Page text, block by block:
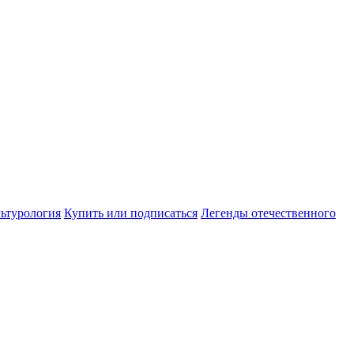
Купить или подписаться Легенды отечественного